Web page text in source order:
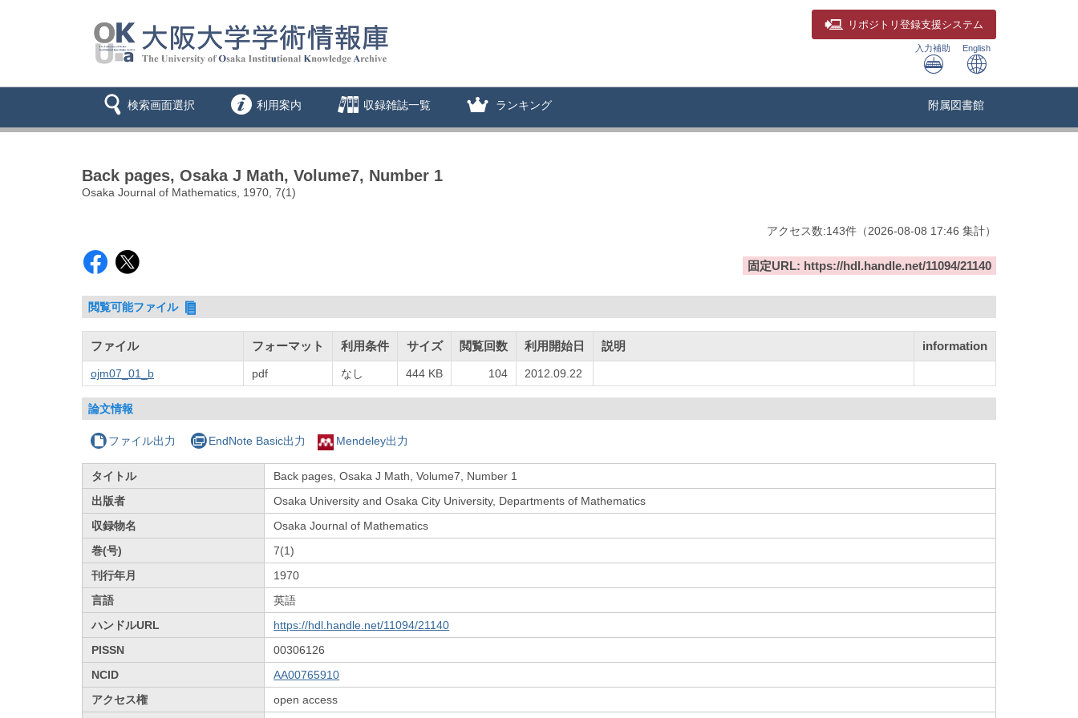
リポジトリ 登録支援システム
入力補助 English
検索画面選択 利用案内 収録雑誌一覧 ランキング 附属図書館
Back pages, Osaka J Math, Volume7, Number 1
Osaka Journal of Mathematics, 1970, 7(1)
アクセス数:143件 （2026-08-08 17:46 集計）
固定URL: https://hdl.handle.net/11094/21140
閲覧可能ファイル
ファイル フォーマット 利用条件 サイズ 閲覧回数 利用開始日 説明 information
ojm07_01_b pdf なし 444 KB 104 2012.09.22
論文情報
ファイル出力 EndNote Basic出力 Mendeley出力
タイトル
Back pages, Osaka J Math, Volume7, Number 1
出版者
Osaka University and Osaka City University, Departments of Mathematics
収録物名
Osaka Journal of Mathematics
巻(号)
7(1)
刊行年月
1970
言語
英語
ハンドルURL
https://hdl.handle.net/11094/21140
PISSN
00306126
NCID
AA00765910
アクセス権
open access